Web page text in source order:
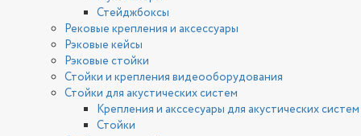
Стейджбоксы
Рековые крепления и аксессуары
Рэковые кейсы
Рэковые стойки
Стойки и крепления видеооборудования
Стойки для акустических систем
Крепления и акссесуары для акустических систем
Стойки